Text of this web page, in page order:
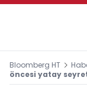
Bloomberg HT
öncesi yatay